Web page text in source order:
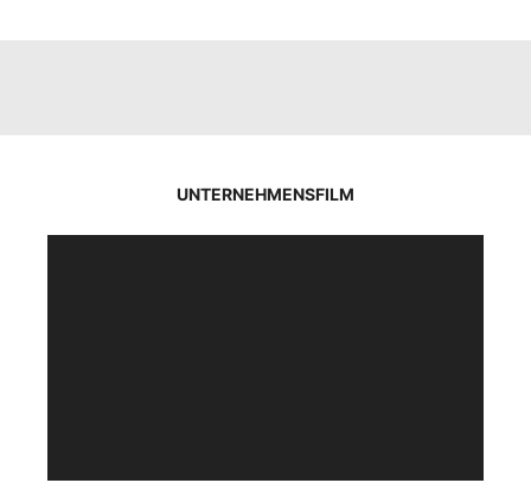
UNTERNEHMENSFILM